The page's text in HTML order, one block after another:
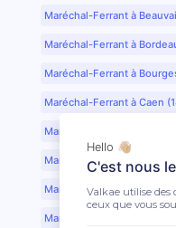
Maréchal-Ferrant à
Maréchal-Ferrant à
Maréchal-Ferrant à
Maréchal-Ferrant à Caen
Maréchal-Ferrant à
Maréchal-Ferrant à
Maréchal-Ferrant à
Maréchal-Ferrant à Colmar
Hello 👋🏼
C'est nous
Valkae utilise des
ceux que vous